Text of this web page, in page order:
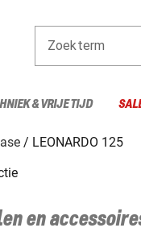
Zoekterm
& VRIJE TIJD
LEONARDO 125
en